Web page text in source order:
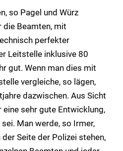
so Pagel und Würz
die Beamten, mit
perfekter
Leitstelle inklusive 80
gut. Wenn man dies mit
vergleiche, so lägen,
dazwischen. Aus Sicht
eine sehr gute Entwicklung,
Man werde, so Irmer,
Seite der Polizei stehen,